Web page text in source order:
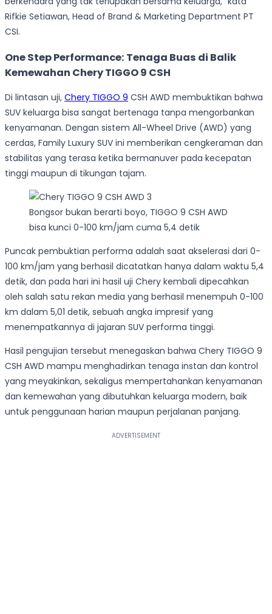
Rifkie Setiawan, Head of Brand & Marketing Department PT
CSI.
One Step Performance: Tenaga Buas di Balik
Kemewahan Chery TIGGO 9 CSH
Di lintasan uji, Chery TIGGO 9 CSH AWD membuktikan bahwa
SUV keluarga bisa sangat bertenaga tanpa mengorbankan
kenyamanan. Dengan sistem All-Wheel Drive (AWD) yang
cerdas, Family Luxury SUV ini memberikan cengkeraman dan
stabilitas yang terasa ketika bermanuver pada kecepatan
tinggi maupun di tikungan tajam.
Bongsor bukan berarti boyo, TIGGO 9 CSH AWD
bisa kunci 0-100 km/jam cuma 5,4 detik
Puncak pembuktian performa adalah saat akselerasi dari 0-
100 km/jam yang berhasil dicatatkan hanya dalam waktu 5,4
detik, dan pada hari ini hasil uji Chery kembali dipecahkan
oleh salah satu rekan media yang berhasil menempuh 0-100
km dalam 5,01 detik, sebuah angka impresif yang
menempatkannya di jajaran SUV performa tinggi.
Hasil pengujian tersebut menegaskan bahwa Chery TIGGO 9
CSH AWD mampu menghadirkan tenaga instan dan kontrol
yang meyakinkan, sekaligus mempertahankan kenyamanan
dan kemewahan yang dibutuhkan keluarga modern, baik
untuk penggunaan harian maupun perjalanan panjang.